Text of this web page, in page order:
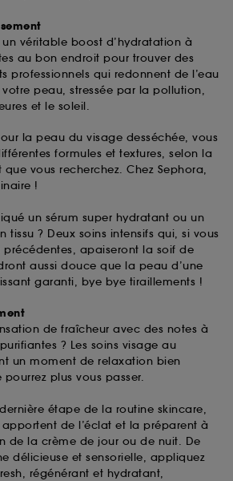
véritable boost d’hydratation à
au bon endroit pour trouver des
professionnels qui redonnent de l’eau
peau, stressée par la pollution,
et le soleil.
la peau du visage desséchée, vous
formules et textures, selon la
vous recherchez. Chez Sephora,
!
un sérum super hydratant ou un
tissu ? Deux soins intensifs qui, si vous
précédentes, apaiseront la soif de
aussi douce que la peau d’une
garanti, bye bye tiraillements !
de fraîcheur avec des notes à
? Les soins visage au
un moment de relaxation bien
plus vous passer.
étape de la routine skincare,
de l’éclat et la préparent à
de la crème de jour ou de nuit. De
délicieuse et sensorielle, appliquez
régénérant et hydratant,